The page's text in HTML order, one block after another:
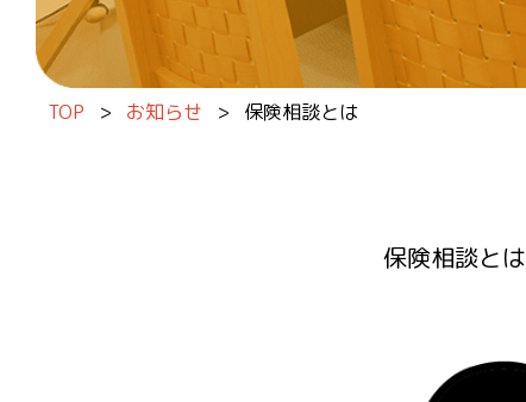
TOP > お知らせ > 保険相談とは
保険相談とは